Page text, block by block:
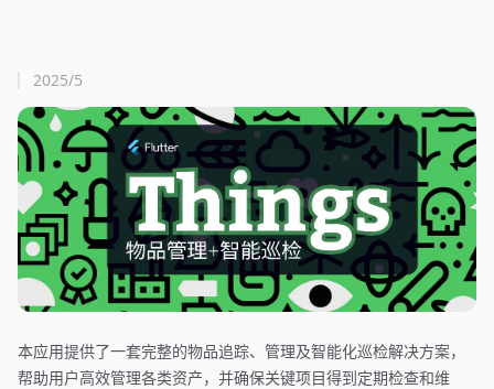
2025/5
本应用提供了一套完整的物品追踪、管理及智能化巡检解决方案，
帮助用户高效管理各类资产，并确保关键项目得到定期检查和维